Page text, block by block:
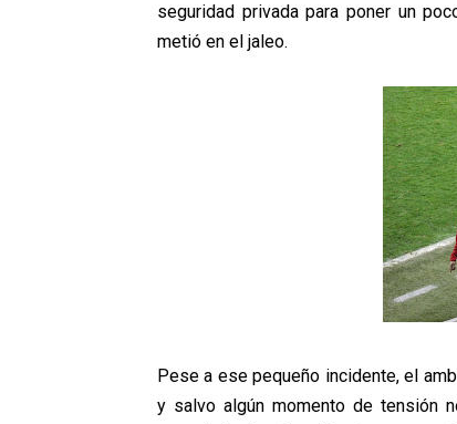
seguridad privada para poner un
metió en el jaleo.
Pese a ese pequeño incidente, el
y salvo algún momento de tensión